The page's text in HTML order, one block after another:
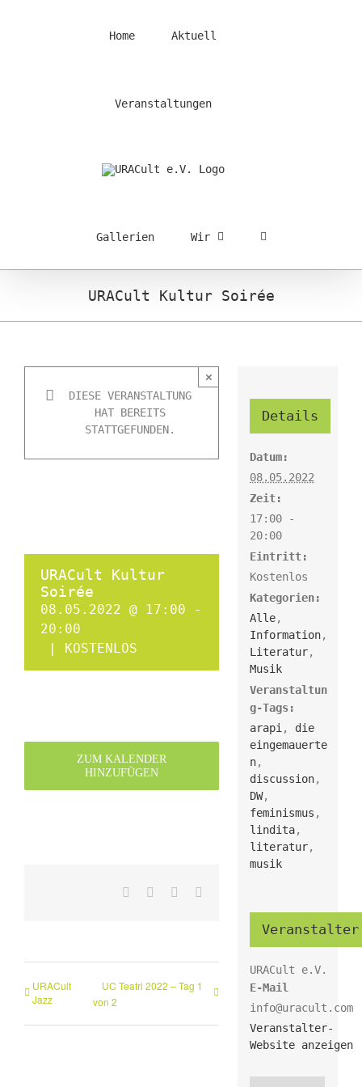
Home Aktuell
Veranstaltungen
Gallerien Wir
URACult Kultur Soirée
DIESE VERANSTALTUNG
HAT BEREITS
STATTGEFUNDEN.
×
URACult Kultur
Soirée
08.05.2022 @ 17:00 -
20:00
|
KOSTENLOS
ZUM KALENDER
HINZUFÜGEN
Facebook WhatsApp
URACult
Jazz
UC Teatri 2022 – Tag 1
von 2
Details
Datum:
08.05.2022
Zeit:
17:00 -
20:00
Eintritt:
Kostenlos
Kategorien:
Alle,
Information,
Literatur,
Musik
Veranstaltun
g-Tags:
arapi , die
eingemauerte
n,
discussion,
DW,
feminismus ,
lindita,
literatur,
musik
Veranstalter
URACult e.V.
E-Mail
info@uracult.com
Veranstalter-
Website anzeigen